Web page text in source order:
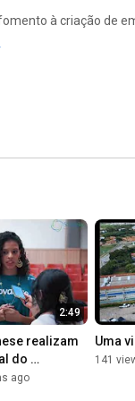
à criação de
da pesquisa e
2:49
realizam
do
SE
ago
Uma
141